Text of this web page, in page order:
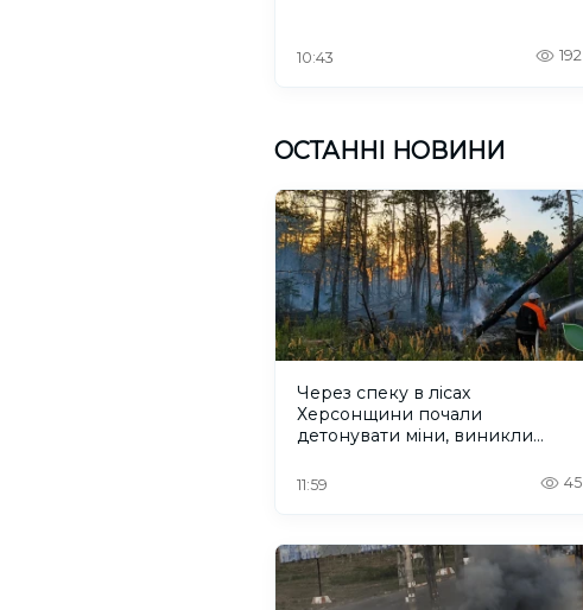
10:43 192
ОСТАННІ НОВИНИ
Через спеку в лісах
Херсонщини почали
детонувати міни, виникли
11:59 45